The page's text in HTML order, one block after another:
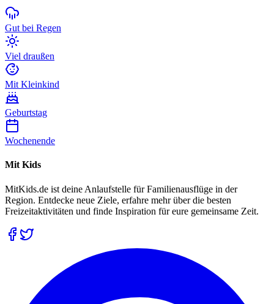
Gut bei Regen
Viel draußen
Mit Kleinkind
Geburtstag
Wochenende
Mit Kids
MitKids.de ist deine Anlaufstelle für Familienausflüge in der
Region. Entdecke neue Ziele, erfahre mehr über die besten
Freizeitaktivitäten und finde Inspiration für eure gemeinsame Zeit.